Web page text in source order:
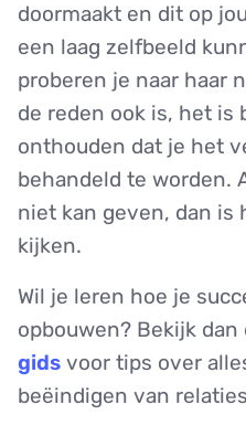
doormaakt en dit op
een laag zelfbeeld
proberen je naar haar
de reden ook is, het is
onthouden dat je het
behandeld te worden.
niet kan geven, dan is
kijken.
Wil je leren hoe je
opbouwen? Bekijk dan
gids voor tips over
beëindigen van